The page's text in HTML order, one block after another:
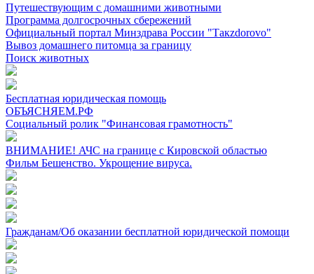
Путешествующим с домашними животными
Программа долгосрочных сбережений
Официальный портал Минздрава России "Такzdorovo"
Вывоз домашнего питомца за границу
Поиск животных
Бесплатная юридическая помощь
ОБЪЯСНЯЕМ.РФ
Социальный ролик "Финансовая грамотность"
ВНИМАНИЕ! АЧС на границе с Кировской областью
Фильм Бешенство. Укрощение вируса.
Гражданам/Об оказании бесплатной юридической помощи